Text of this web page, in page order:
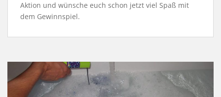
Aktion und wünsche euch schon jetzt viel Spaß mit
dem Gewinnspiel.